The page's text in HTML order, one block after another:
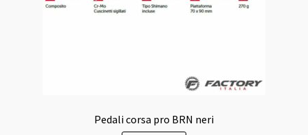
Pedali corsa pro BRN neri